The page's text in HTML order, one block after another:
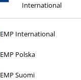
International
EMP International
EMP Polska
EMP Suomi